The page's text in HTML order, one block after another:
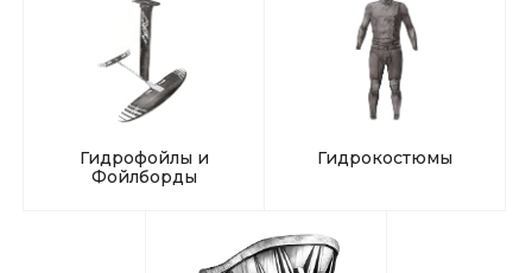
Гидрофойлы и
Фойлборды
Гидрокостюмы